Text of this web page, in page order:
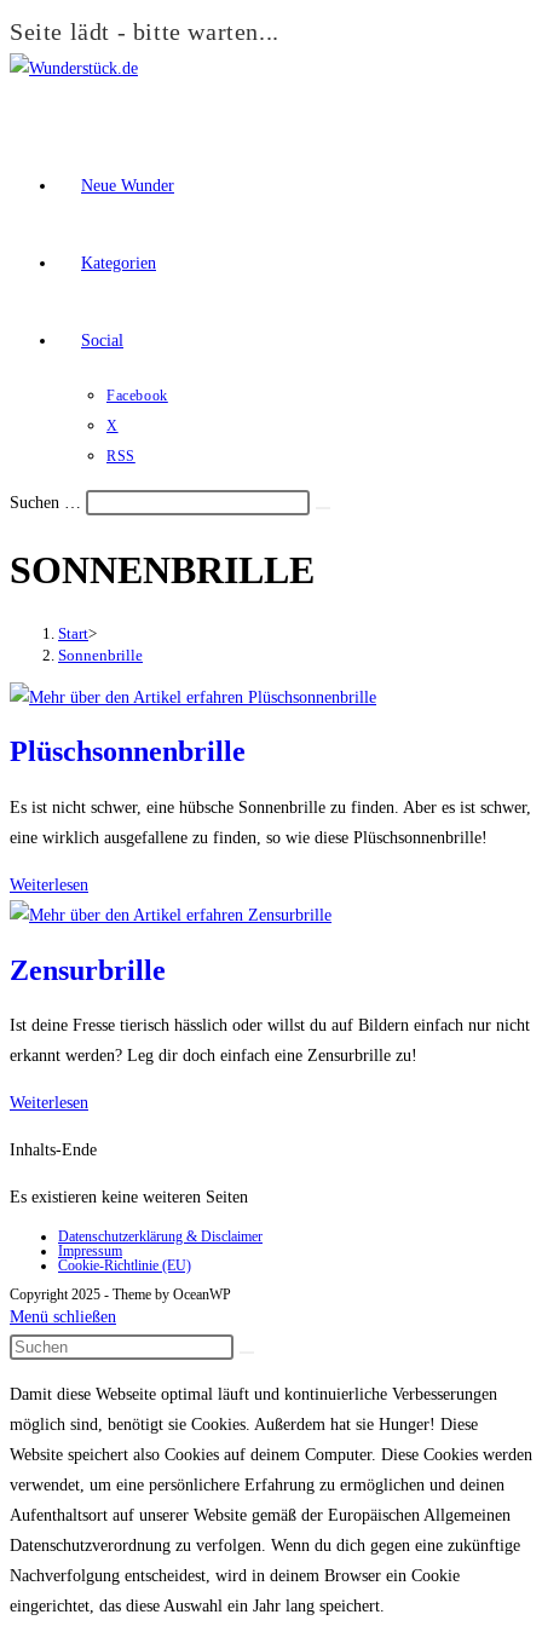
Seite lädt - bitte warten...
Zum
Neue Wunder
Kategorien
Social
Facebook
X
RSS
Suchen …
den
das
aus-
einzuklappen
SONNENBRILLE
Start>
Sonnenbrille
Plüschsonnenbrille
Es ist nicht schwer, eine hübsche Sonnenbrille zu finden. Aber es ist schwer,
eine wirklich ausgefallene zu finden, so wie diese Plüschsonnenbrille!
Weiterlesen
Zensurbrille
Ist deine Fresse tierisch hässlich oder willst du auf Bildern einfach nur nicht
erkannt werden? Leg dir doch einfach eine Zensurbrille zu!
Weiterlesen
Inhalts-Ende
Es existieren keine weiteren Seiten
Datenschutzerklärung & Disclaimer
Impressum
Cookie-Richtlinie (EU)
Copyright 2025 - Theme by OceanWP
Menü schließen
Damit diese Webseite optimal läuft und kontinuierliche Verbesserungen
möglich sind, benötigt sie Cookies. Außerdem hat sie Hunger! Diese
Website speichert also Cookies auf deinem Computer. Diese Cookies werden
verwendet, um eine persönlichere Erfahrung zu ermöglichen und deinen
Aufenthaltsort auf unserer Website gemäß der Europäischen Allgemeinen
Datenschutzverordnung zu verfolgen. Wenn du dich gegen eine zukünftige
Nachverfolgung entscheidest, wird in deinem Browser ein Cookie
eingerichtet, das diese Auswahl ein Jahr lang speichert.